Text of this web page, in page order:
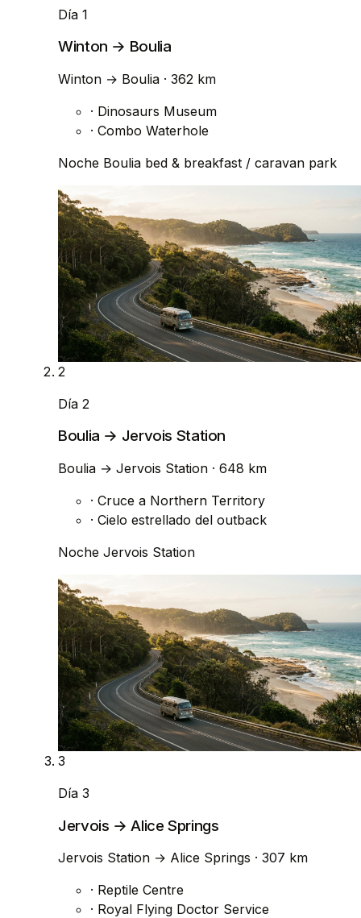
Día 1
Winton → Boulia
Winton → Boulia · 362 km
· Dinosaurs Museum
· Combo Waterhole
Noche Boulia bed & breakfast / caravan park
2
Día 2
Boulia → Jervois Station
Boulia → Jervois Station · 648 km
· Cruce a Northern Territory
· Cielo estrellado del outback
Noche Jervois Station
3
Día 3
Jervois → Alice Springs
Jervois Station → Alice Springs · 307 km
· Reptile Centre
· Royal Flying Doctor Service